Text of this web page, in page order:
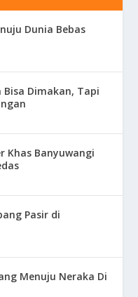
Dunia Bebas
Dimakan, Tapi
Khas Banyuwangi
Pasir di
Menuju Neraka Di